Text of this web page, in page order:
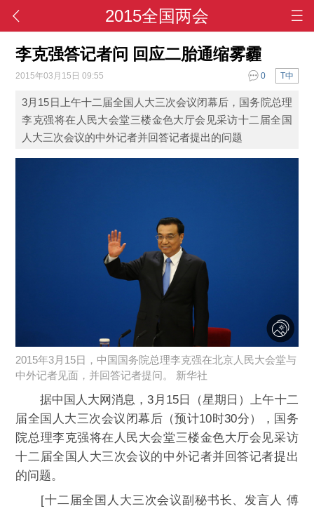
2015全国两会
李克强答记者问 回应二胎通缩雾霾
2015年03月15日 09:55 T中
0
3月15日上午十二届全国人大三次会议闭幕后，国务院总理
李克强将在人民大会堂三楼金色大厅会见采访十二届全国
人大三次会议的中外记者并回答记者提出的问题
2015年3月15日，中国国务院总理李克强在北京人民大会堂与
中外记者见面，并回答记者提问。 新华社
据中国人大网消息，3月15日（星期日）上午十二
届全国人大三次会议闭幕后（预计10时30分），国务
院总理李克强将在人民大会堂三楼金色大厅会见采访
十二届全国人大三次会议的中外记者并回答记者提出
的问题。
[十二届全国人大三次会议副秘书长、发言人 傅